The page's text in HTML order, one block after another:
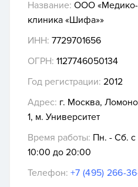
Название: ООО «Медико-
клиника «Шифа»»
ИНН: 7729701656
ОГРН: 1127746050134
Год регистрации: 2012
Адрес: г. Москва,
1, м. Университет
Время работы: Пн. - Сб. с
10:00 до 20:00
Телефон: +7 (495) 266-